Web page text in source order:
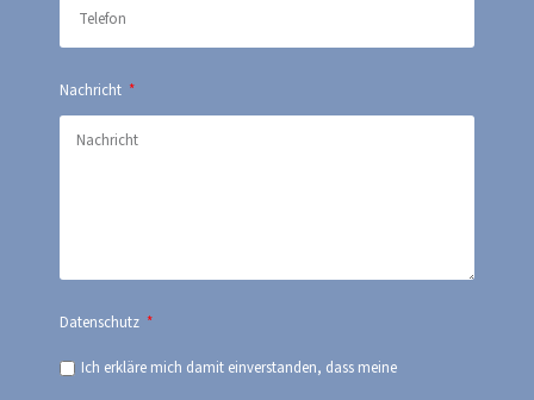
Nachricht
Datenschutz
Ich erkläre mich damit einverstanden, dass meine